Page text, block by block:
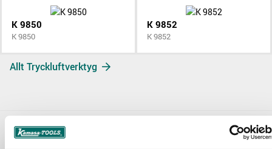
K 9850
K 9850
K 9852
K 9852
Allt Tryckluftverktyg
Contact us